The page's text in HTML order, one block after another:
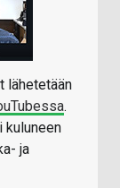
lähetetään
.
kuluneen
ja